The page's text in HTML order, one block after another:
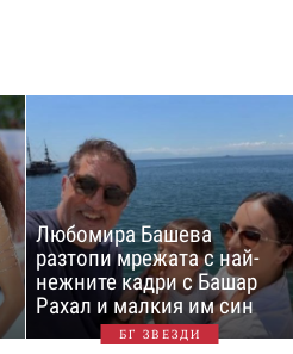
Любомира Башева
разтопи мрежата с най-
нежните кадри с Башар
Рахал и малкия им син
БГ ЗВЕЗДИ